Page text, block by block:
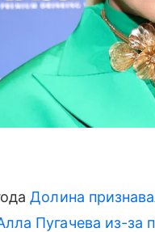
Долина
Пугачева из-за